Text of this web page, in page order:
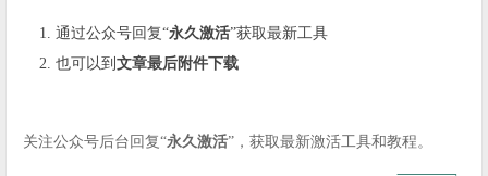
通过公众号回复“永久激活”获取最新工具
也可以到 文章最后附件下载
关注公众号后台回复“永久激活”，获取最新激活工具和教程。